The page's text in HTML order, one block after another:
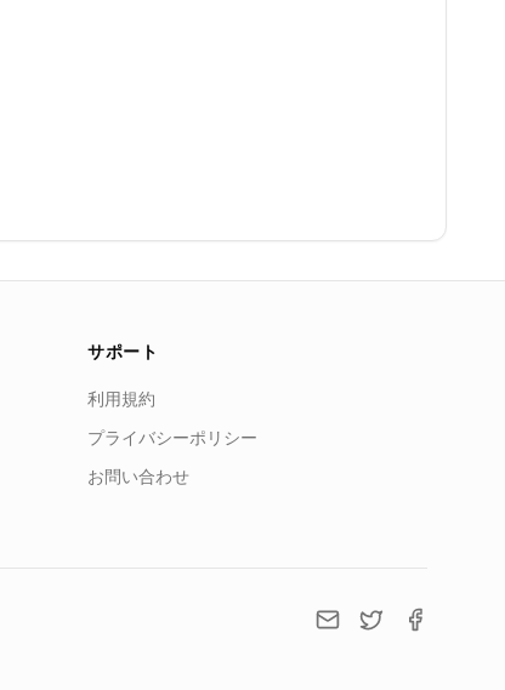
サポート
利用規約
プライバシーポリシー
お問い合わせ